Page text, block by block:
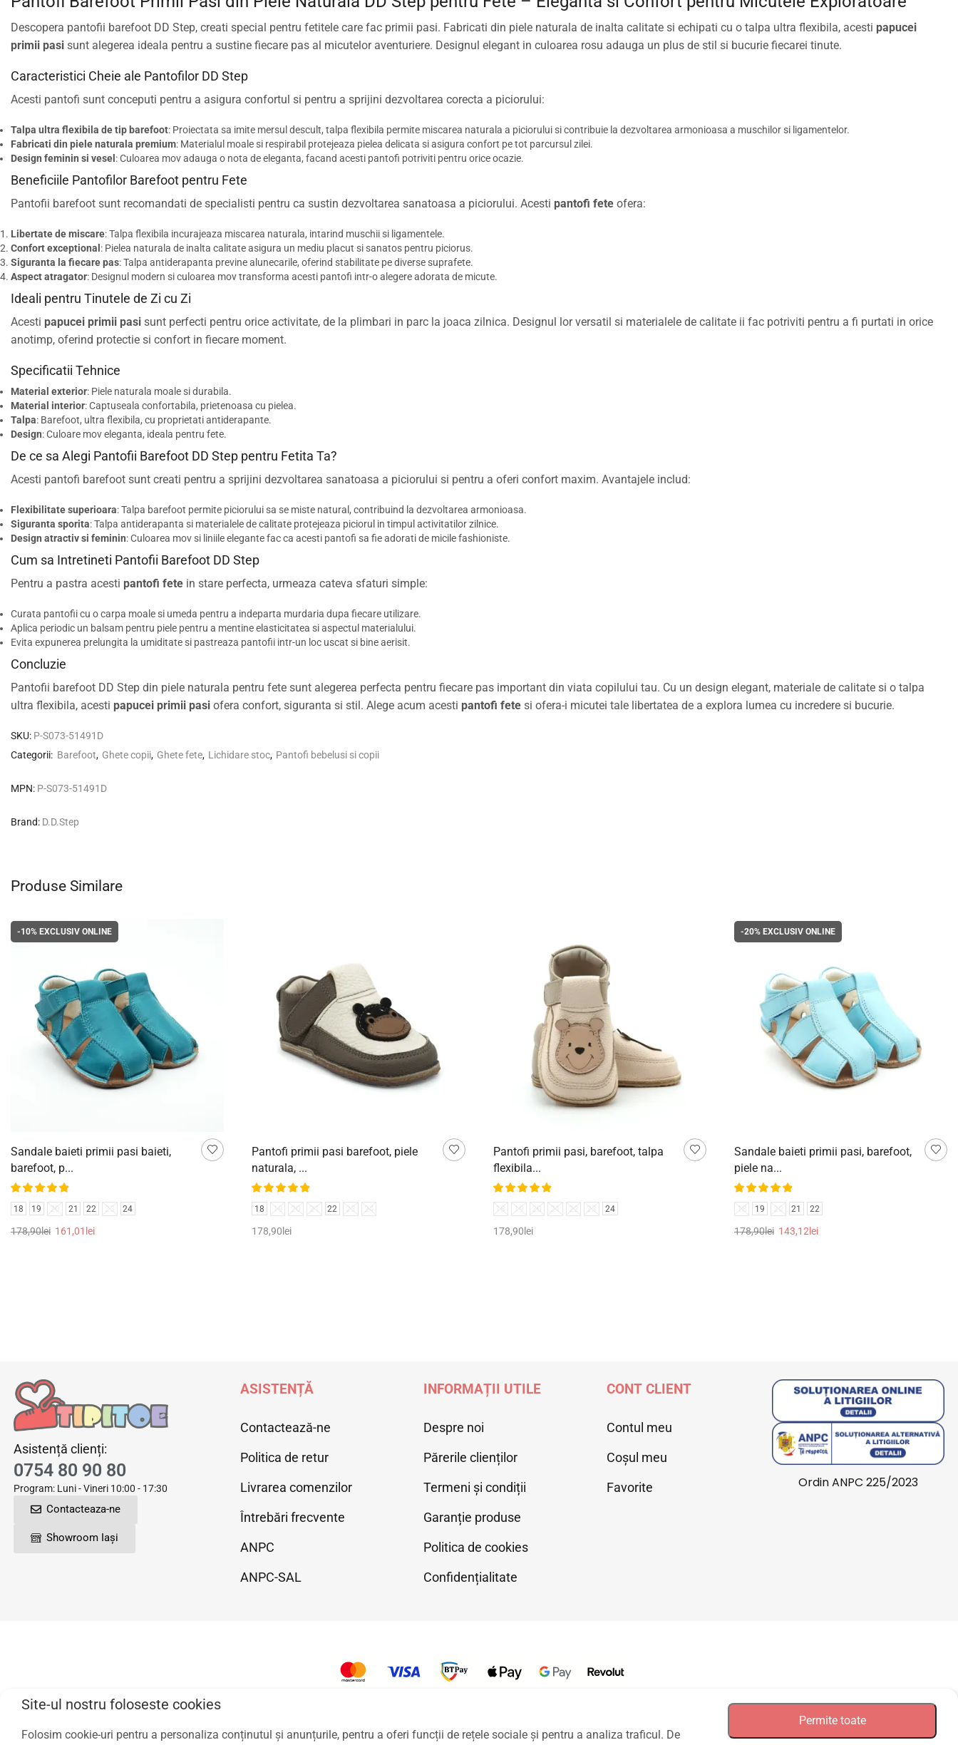
Descopera pantofii barefoot DD Step, creati special pentru fetitele care fac primii pasi. Fabricati din piele naturala de inalta calitate si echipati cu o talpa ultra flexibila, acesti papucei
primii pasi sunt alegerea ideala pentru a sustine fiecare pas al micutelor aventuriere. Designul elegant in culoarea rosu adauga un plus de stil si bucurie fiecarei tinute.
Caracteristici Cheie ale Pantofilor DD Step
Acesti pantofi sunt conceputi pentru a asigura confortul si pentru a sprijini dezvoltarea corecta a piciorului:
Talpa ultra flexibila de tip barefoot: Proiectata sa imite mersul descult, talpa flexibila permite miscarea naturala a piciorului si contribuie la dezvoltarea armonioasa a muschilor si ligamentelor.
Fabricati din piele naturala premium: Materialul moale si respirabil protejeaza pielea delicata si asigura confort pe tot parcursul zilei.
Design feminin si vesel : Culoarea mov adauga o nota de eleganta, facand acesti pantofi potriviti pentru orice ocazie.
Beneficiile Pantofilor Barefoot pentru Fete
Pantofii barefoot sunt recomandati de specialisti pentru ca sustin dezvoltarea sanatoasa a piciorului. Acesti pantofi fete ofera:
Libertate de miscare: Talpa flexibila incurajeaza miscarea naturala, intarind muschii si ligamentele.
Confort exceptional : Pielea naturala de inalta calitate asigura un mediu placut si sanatos pentru piciorus.
Siguranta la fiecare pas: Talpa antiderapanta previne alunecarile, oferind stabilitate pe diverse suprafete.
Aspect atragator: Designul modern si culoarea mov transforma acesti pantofi intr-o alegere adorata de micute.
Ideali pentru Tinutele de Zi cu Zi
Acesti papucei primii pasi sunt perfecti pentru orice activitate, de la plimbari in parc la joaca zilnica. Designul lor versatil si materialele de calitate ii fac potriviti pentru a fi purtati in orice
anotimp, oferind protectie si confort in fiecare moment.
Specificatii Tehnice
Material exterior: Piele naturala moale si durabila.
Material interior: Captuseala confortabila, prietenoasa cu pielea.
Talpa: Barefoot, ultra flexibila, cu proprietati antiderapante.
Design: Culoare mov eleganta, ideala pentru fete.
De ce sa Alegi Pantofii Barefoot DD Step pentru Fetita Ta?
Acesti pantofi barefoot sunt creati pentru a sprijini dezvoltarea sanatoasa a piciorului si pentru a oferi confort maxim. Avantajele includ:
Flexibilitate superioara: Talpa barefoot permite piciorului sa se miste natural, contribuind la dezvoltarea armonioasa.
Siguranta sporita: Talpa antiderapanta si materialele de calitate protejeaza piciorul in timpul activitatilor zilnice.
Design atractiv si feminin: Culoarea mov si liniile elegante fac ca acesti pantofi sa fie adorati de micile fashioniste.
Cum sa Intretineti Pantofii Barefoot DD Step
Pentru a pastra acesti pantofi fete in stare perfecta, urmeaza cateva sfaturi simple:
Curata pantofii cu o carpa moale si umeda pentru a indeparta murdaria dupa fiecare utilizare.
Aplica periodic un balsam pentru piele pentru a mentine elasticitatea si aspectul materialului.
Evita expunerea prelungita la umiditate si pastreaza pantofii intr-un loc uscat si bine aerisit.
Concluzie
Pantofii barefoot DD Step din piele naturala pentru fete sunt alegerea perfecta pentru fiecare pas important din viata copilului tau. Cu un design elegant, materiale de calitate si o talpa
ultra flexibila, acesti papucei primii pasi ofera confort, siguranta si stil. Alege acum acesti pantofi fete si ofera-i micutei tale libertatea de a explora lumea cu incredere si bucurie.
SKU: P-S073-51491D
Categorii: Barefoot, Ghete copii, Ghete fete, Lichidare stoc, Pantofi bebelusi si copii
MPN: P-S073-51491D
Brand: D.D.Step
Produse Similare
-10% EXCLUSIV ONLINE
Sandale baieti primii pasi baieti,
barefoot, p...
18 19 20 21 22 23 24
178,90lei 161,01 lei
Pantofi primii pasi barefoot, piele
naturala, ...
18 19 20 21 22 23 24
178,90 lei
Pantofi primii pasi, barefoot, talpa
flexibila...
18 19 20 21 22 23 24
178,90 lei
-20%EXCLUSIV ONLINE
Sandale baieti primii pasi, barefoot,
piele na...
18 19 20 21 22
178,90lei 143,12 lei
Asistență clienți:
0754 80 90 80
Program: Luni - Vineri 10:00 - 17:30
Contacteaza-ne
Showroom Iași
ASISTENȚĂ
Contactează-ne
Politica de retur
Livrarea comenzilor
Întrebări frecvente
ANPC
ANPC-SAL
INFORMAȚII UTILE
Despre noi
Părerile clienților
Termeni și condiții
Garanție produse
Politica de cookies
Confidențialitate
CONT CLIENT
Contul meu
Coșul meu
Favorite
Ordin ANPC 225/2023
Site-ul nostru foloseste cookies
Folosim cookie-uri pentru a personaliza conținutul și anunțurile, pentru a oferi funcții de rețele sociale și pentru a analiza traficul. De
Permite toate